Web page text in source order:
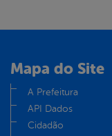
Mapa do Site
A Prefeitura
API Dados
Cidadão